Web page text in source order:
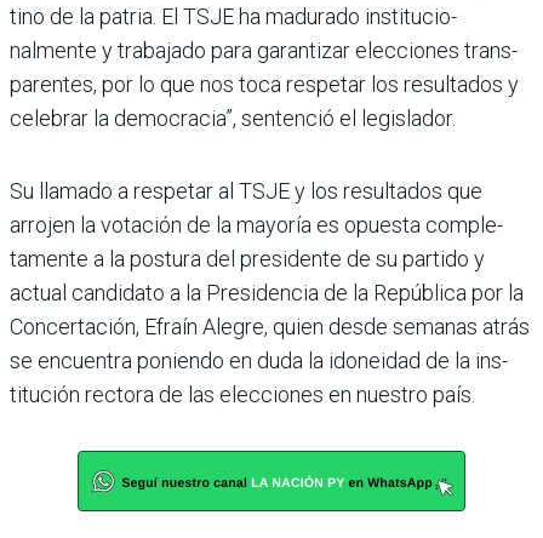
tino de la patria. El TSJE ha madurado institucio­
nalmente y trabajado para garantizar elecciones trans­
parentes, por lo que nos toca respetar los resultados y
celebrar la democracia”, sen­tenció el legislador.
Su llamado a respetar al TSJE y los resultados que
arrojen la votación de la mayoría es opuesta comple­
tamente a la postura del pre­sidente de su partido y
actual candidato a la Presidencia de la República por la
Con­certación, Efraín Alegre, quien desde semanas atrás
se encuentra poniendo en duda la idoneidad de la ins­
titución rectora de las elec­ciones en nuestro país.